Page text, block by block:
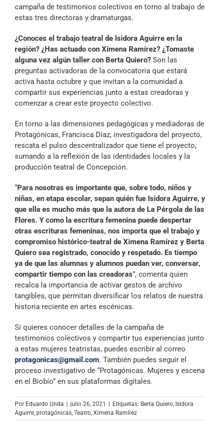
campaña de testimonios colectivos en torno al trabajo de
estas tres directoras y dramaturgas.
¿Conoces el trabajo teatral de Isidora Aguirre en la
región? ¿Has actuado con Ximena Ramírez? ¿Tomaste
alguna vez algún taller con Berta Quiero? Son las
preguntas activadoras de la convocatoria que estará
activa hasta octubre y que invitan a la comunidad a
compartir sus experiencias junto a estas creadoras y
comenzar a crear este proyecto colectivo.
En torno a las dimensiones pedagógicas y mediadoras de
Protagónicas, Francisca Díaz, investigadora del proyecto,
rescata el pulso descentralizador que tiene el proyecto,
sumando a la reflexión de las identidades locales y la
producción teatral de Concepción.
“Para nosotras es importante que, sobre todo, niños y
niñas, en etapa escolar, sepan quién fue Isidora Aguirre, y
que ella es mucho más que la autora de La Pérgola de las
Flores. Y como la escritura femenina puede despertar
otras escrituras femeninas, nos importa que el trabajo y
compromiso histórico-teatral de Ximena Ramírez y Berta
Quiero sea registrado, conocido y respetado. Es tiempo
ya de que las alumnas y alumnos puedan ver, conversar,
compartir tiempo con las creadoras”, comenta quien
recalca la importancia de activar gestos de archivo
tangibles, que permitan diversificar los relatos de nuestra
historia reciente en artes escénicas.
Si quieres conocer detalles de la campaña de
testimonios colectivos y compartir tus experiencias junto
a estas mujeres teatristas, puedes escribir al correo
protagonicas@gmail.com. También puedes seguir el
proceso investigativo de “Protagónicas. Mujeres y escena
en el Biobío” en sus plataformas digitales.
Por Eduardo Unda julio 26, 2021 Etiquetas: Berta Quiero, Isidora
Aguirre, protagónicas, Teatro, Ximena Ramírez